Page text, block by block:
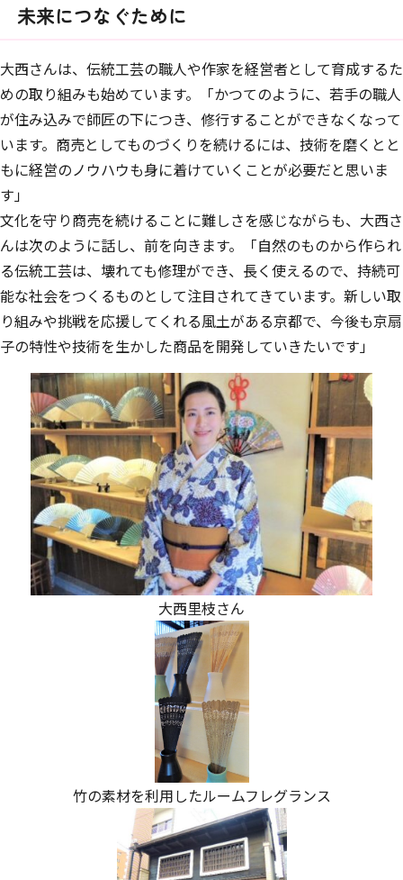
未来につなぐために
大西さんは、伝統工芸の職人や作家を経営者として育成するた
めの取り組みも始めています。「かつてのように、若手の職人
が住み込みで師匠の下につき、修行することができなくなって
います。商売としてものづくりを続けるには、技術を磨くとと
もに経営のノウハウも身に着けていくことが必要だと思いま
す」
文化を守り商売を続けることに難しさを感じながらも、大西さ
んは次のように話し、前を向きます。「自然のものから作られ
る伝統工芸は、壊れても修理ができ、長く使えるので、持続可
能な社会をつくるものとして注目されてきています。新しい取
り組みや挑戦を応援してくれる風土がある京都で、今後も京扇
子の特性や技術を生かした商品を開発していきたいです」
大西里枝さん
竹の素材を利用したルームフレグランス